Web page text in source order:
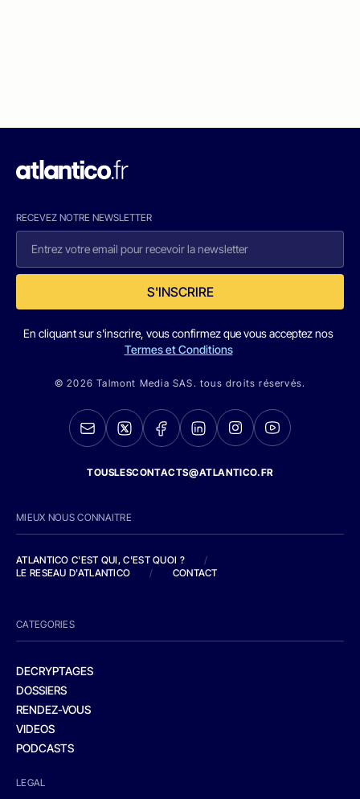
RECEVEZ NOTRE NEWSLETTER
S'INSCRIRE
En cliquant sur s'inscrire, vous confirmez que vous acceptez nos
Termes et Conditions
© 2026 Talmont Media SAS. tous droits réservés.
TOUSLESCONTACTS@ATLANTICO.FR
MIEUX NOUS CONNAITRE
ATLANTICO C'EST QUI, C'EST QUOI ?
/
LE RESEAU D'ATLANTICO
/ CONTACT
CATEGORIES
DECRYPTAGES
DOSSIERS
RENDEZ-VOUS
VIDEOS
PODCASTS
LEGAL